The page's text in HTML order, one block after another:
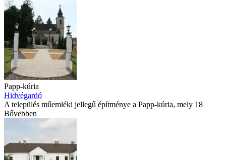
Papp-kúria
Hidvégardó
A település műemléki jellegű építménye a Papp-kúria, mely 18
Bővebben